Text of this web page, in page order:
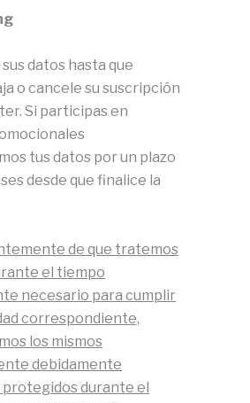
datos hasta que
o cancele su suscripción
Si participas en
tus datos por un plazo
desde que finalice la
de que tratemos
el tiempo
necesario para cumplir
correspondiente,
los mismos
debidamente
protegidos durante el